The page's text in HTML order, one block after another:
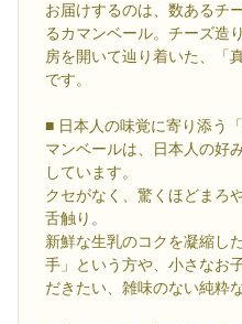
お届けするのは、数あるチ
るカマンベール。チーズ造
房を開いて辿り着いた、「
です。
■ 日本人の味覚に寄り添う
マンベールは、日本人の好
しています。
クセがなく、驚くほどまろ
舌触り。
新鮮な生乳のコクを凝縮し
手」という方や、小さなお
だきたい、雑味のない純粋